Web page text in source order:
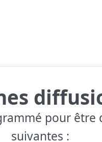
pour être
suivantes :